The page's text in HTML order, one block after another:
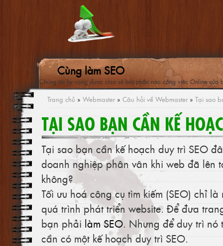
Cùng làm SEO
Chúng tôi hy vọng được chia sẻ bớt phần nào công việc Online của
Trang chủ » Webmaster » Câu hỏi về Webmaster » Tại sao
TẠI SAO BẠN CẦN KẾ
Tại sao bạn cần kế hoạch duy trì SEO
doanh nghiệp phân vân khi web đã lên
không?
Tối ưu hoá công cụ tìm kiếm (SEO) chỉ
quá trình phát triển website. Để đưa
bạn phải làm SEO. Nhưng để duy trì
cần có một kế hoạch duy trì SEO.